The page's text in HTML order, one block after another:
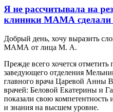
Я не рассчитывала на
клиники МАМА сделали
Добрый день, хочу выразить
МАМА от лица М. А.
Прежде всего хочется отметить
заведующего отделения
главного врача Царевой Анны
врачей: Беловой Екатерины и
показали свою
и знания на высшем уровне.